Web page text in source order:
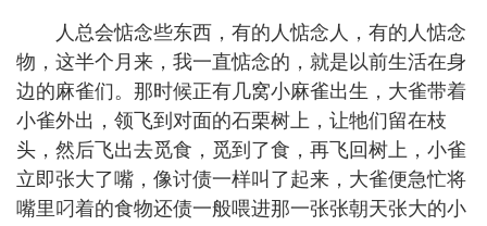
人总会惦念些东西，有的人惦念人，有的人惦念
物，这半个月来，我一直惦念的，就是以前生活在身
边的麻雀们。那时候正有几窝小麻雀出生，大雀带着
小雀外出，领飞到对面的石栗树上，让牠们留在枝
头，然后飞出去觅食，觅到了食，再飞回树上，小雀
立即张大了嘴，像讨债一样叫了起来，大雀便急忙将
嘴里叼着的食物还债一般喂进那一张张朝天张大的小